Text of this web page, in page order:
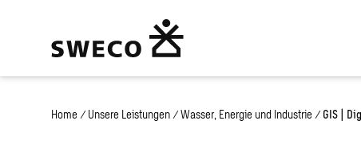
Home / Unsere Leistungen / Wasser, Energie und Industrie / GIS |